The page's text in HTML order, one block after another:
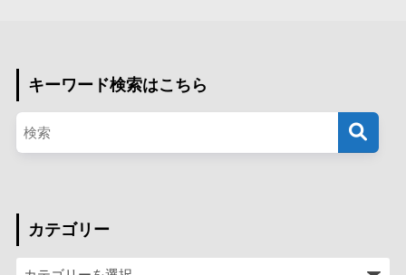
キーワード検索はこちら
カテゴリー